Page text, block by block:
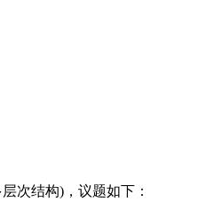
次结构)，议题如下：